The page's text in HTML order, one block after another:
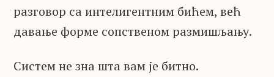
разговор са интелигентним бићем, већ
давање форме сопственом размишљању.
Систем не зна шта вам је битно.